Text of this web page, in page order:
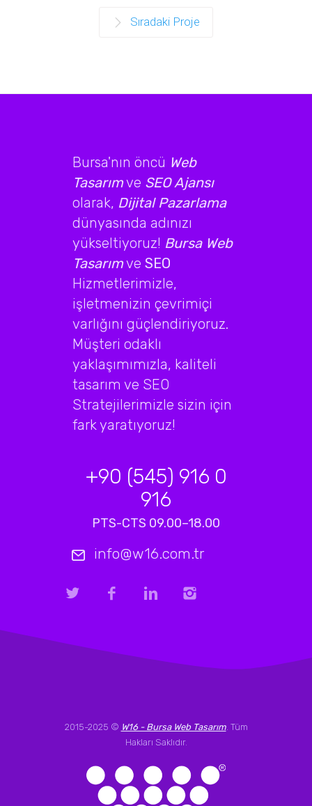
Sıradaki Proje
Bursa'nın öncü Web
Tasarımve SEO Ajansı
olarak, Dijital Pazarlama
dünyasında adınızı
yükseltiyoruz! Bursa Web
Tasarımve SEO
Hizmetlerimizle,
işletmenizin çevrimiçi
varlığını güçlendiriyoruz.
Müşteri odaklı
yaklaşımımızla, kaliteli
tasarım ve SEO
Stratejilerimizle sizin için
fark yaratıyoruz!
+90 (545) 916 0
916
PTS-CTS 09.00–18.00
info@w16.com.tr
2015-2025 © W16 - Bursa Web Tasarım. Tüm
Hakları Saklıdır.